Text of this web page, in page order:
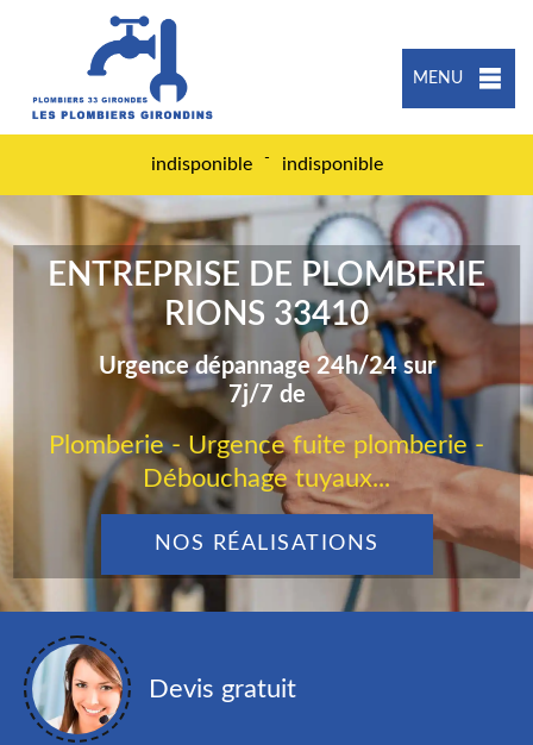
MENU
indisponible - indisponible
ENTREPRISE DE PLOMBERIE
RIONS 33410
Urgence dépannage 24h/24 sur
7j/7 de
Plomberie - Urgence fuite plomberie -
Débouchage tuyaux...
NOS RÉALISATIONS
Devis gratuit